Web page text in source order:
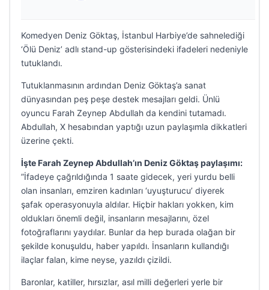
Komedyen Deniz Göktaş, İstanbul Harbiye’de sahnelediği
‘Ölü Deniz’ adlı stand-up gösterisindeki ifadeleri nedeniyle
tutuklandı.
Tutuklanmasının ardından Deniz Göktaş’a sanat
dünyasından peş peşe destek mesajları geldi. Ünlü
oyuncu Farah Zeynep Abdullah da kendini tutamadı.
Abdullah, X hesabından yaptığı uzun paylaşımla dikkatleri
üzerine çekti.
İşte Farah Zeynep Abdullah’ın Deniz Göktaş paylaşımı:
”İfadeye çağrıldığında 1 saate gidecek, yeri yurdu belli
olan insanları, emziren kadınları ‘uyuşturucu’ diyerek
şafak operasyonuyla aldılar. Hiçbir hakları yokken, kim
oldukları önemli değil, insanların mesajlarını, özel
fotoğraflarını yaydılar. Bunlar da hep burada olağan bir
şekilde konuşuldu, haber yapıldı. İnsanların kullandığı
ilaçlar falan, kime neyse, yazıldı çizildi.
Baronlar, katiller, hırsızlar, asıl milli değerleri yerle bir